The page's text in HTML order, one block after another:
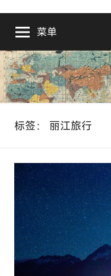
菜单
标签： 丽江旅行